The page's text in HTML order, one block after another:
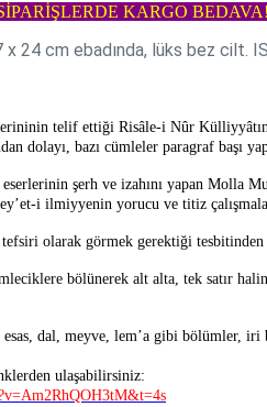
KARGO BEDAVA!
24 cm ebadında, lüks bez cilt.
telif ettiği Risâle-i Nûr
dolayı, bazı cümleler paragraf başı
şerh ve izahını yapan Molla
i ilmiyyenin yorucu ve titiz
olarak görmek gerektiği
bölünerek alt alta, tek satır
dal, meyve, lem’a gibi bölümler, iri
ulaşabilirsiniz: